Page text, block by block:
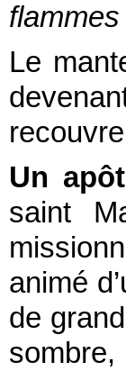
flammes
Le
Un
saint
animé
de